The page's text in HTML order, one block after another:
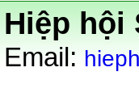
Hiệp hội
Email: